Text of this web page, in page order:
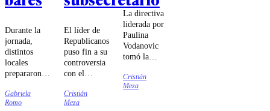
Durante la
jornada,
distintos
locales
prepararon
sus clientes,
incluyendo
Gabriela
Romo
El líder de
Republicanos
puso fin a su
controversia
con el
de Interior.
Cristián
Meza
La directiva
liderada por
Paulina
Vodanovic
tomó la
que la Fiscalía
Regional de
Cristián
Meza